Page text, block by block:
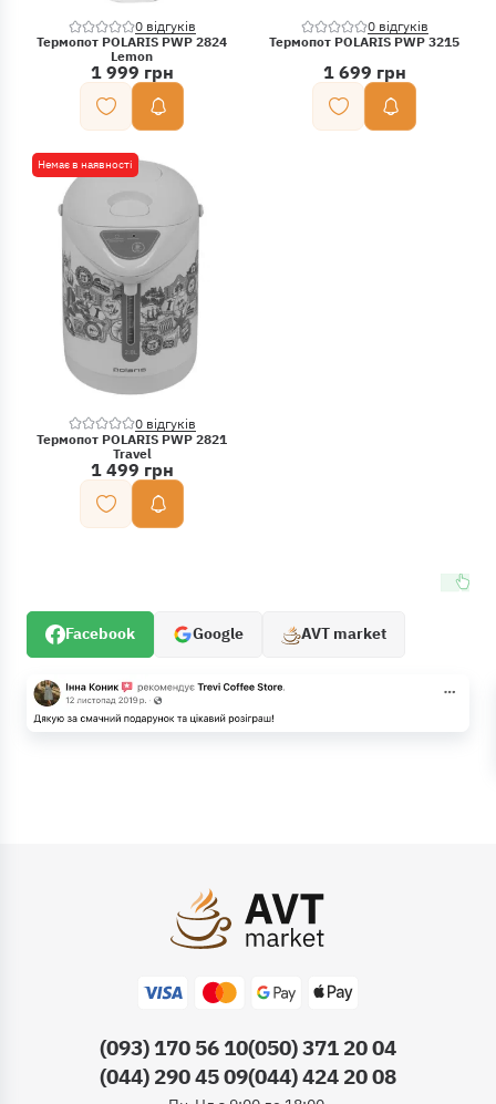
0 відгуків
Термопот POLARIS PWP 2824
Lemon
1 999 грн
0 відгуків
Термопот POLARIS PWP 3215
1 699 грн
Немає в наявності
0 відгуків
Термопот POLARIS PWP 2821
Travel
1 499 грн
Facebook Google AVT market
(093) 170 56 10(050) 371 20 04
(044) 290 45 09(044) 424 20 08